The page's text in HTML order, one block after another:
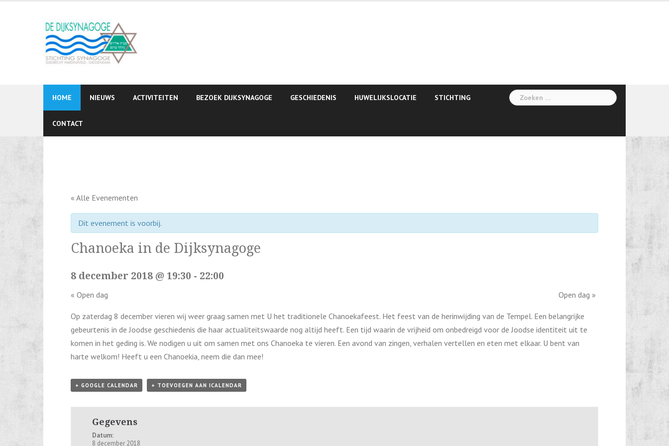
HOME NIEUWS ACTIVITEITEN BEZOEK DIJKSYNAGOGE GESCHIEDENIS HUWELIJKSLOCATIE STICHTING
CONTACT
Zoeken
naar:
« Alle Evenementen
Dit evenement is voorbij.
Chanoeka in de Dijksynagoge
8 december 2018 @ 19:30 - 22:00
« Open dag Open dag »
Op zaterdag 8 december vieren wij weer graag samen met U het traditionele Chanoekafeest. Het feest van de herinwijding van de Tempel. Een belangrijke
gebeurtenis in de Joodse geschiedenis die haar actualiteitswaarde nog altijd heeft. Een tijd waarin de vrijheid om onbedreigd voor de Joodse identiteit uit te
komen in het geding is. We nodigen u uit om samen met ons Chanoeka te vieren. Een avond van zingen, verhalen vertellen en eten met elkaar. U bent van
harte welkom! Heeft u een Chanoekia, neem die dan mee!
+ GOOGLE CALENDAR + TOEVOEGEN AAN ICALENDAR
Gegevens
Datum:
8 december 2018